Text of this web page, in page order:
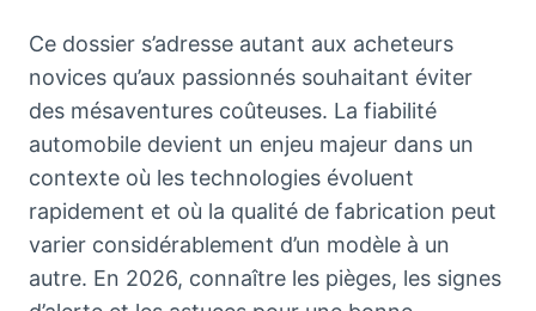
Ce dossier s’adresse autant aux acheteurs
novices qu’aux passionnés souhaitant éviter
des mésaventures coûteuses. La fiabilité
automobile devient un enjeu majeur dans un
contexte où les technologies évoluent
rapidement et où la qualité de fabrication peut
varier considérablement d’un modèle à un
autre. En 2026, connaître les pièges, les signes